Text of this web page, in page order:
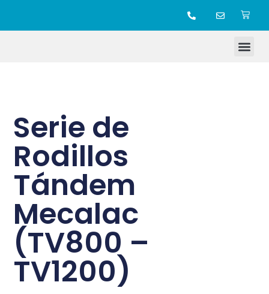
Serie de
Rodillos
Tándem
Mecalac
(TV800 –
TV1200)